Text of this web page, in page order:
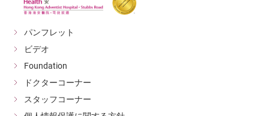
パンフレット
ビデオ
Foundation
ドクターコーナー
スタッフコーナー